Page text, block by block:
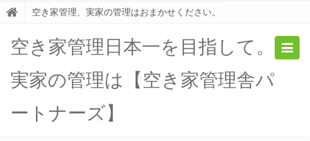
空き家管理、実家の管理はおまかせください。
空き家管理日本一を目指して。
実家の管理は【空き家管理舎パ
ートナーズ】